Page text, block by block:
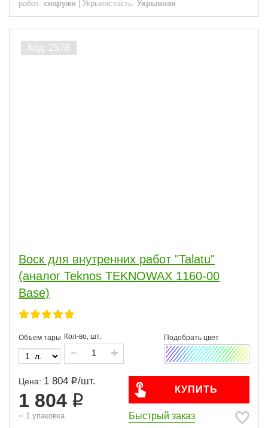
работ: снаружи Укрывистость: Укрывная
Воск для внутренних работ "Talatu"
(аналог Teknos TEKNOWAX 1160-00
Base)
Объем тары Кол-во, шт.
Цена: 1 804 /шт.
1 804
= 1 упаковка
КУПИТЬ
Быстрый заказ